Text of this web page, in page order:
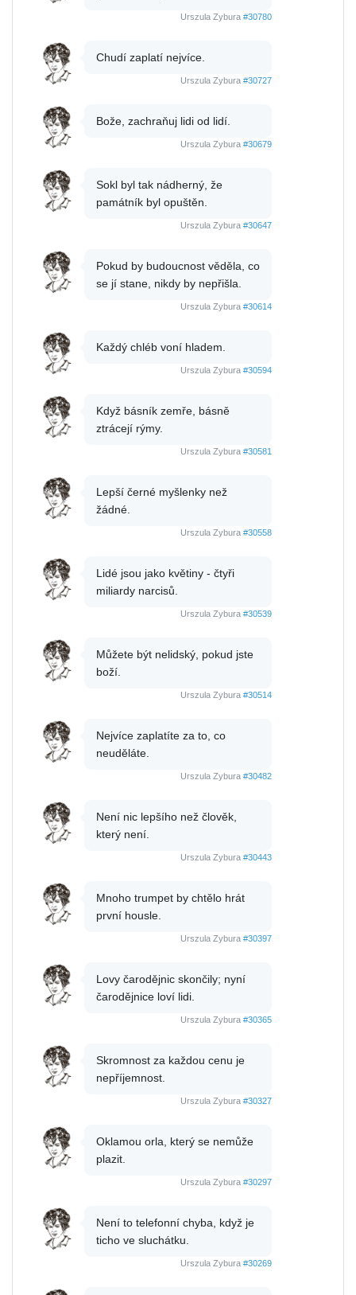
Urszula Zybura #30780
Chudí zaplatí nejvíce.
Urszula Zybura #30727
Bože, zachraňuj lidi od lidí.
Urszula Zybura #30679
Sokl byl tak nádherný, že
památník byl opuštěn.
Urszula Zybura #30647
Pokud by budoucnost věděla, co
se jí stane, nikdy by nepřišla.
Urszula Zybura #30614
Každý chléb voní hladem.
Urszula Zybura #30594
Když básník zemře, básně
ztrácejí rýmy.
Urszula Zybura #30581
Lepší černé myšlenky než
žádné.
Urszula Zybura #30558
Lidé jsou jako květiny - čtyři
miliardy narcisů.
Urszula Zybura #30539
Můžete být nelidský, pokud jste
boží.
Urszula Zybura #30514
Nejvíce zaplatíte za to, co
neuděláte.
Urszula Zybura #30482
Není nic lepšího než člověk,
který není.
Urszula Zybura #30443
Mnoho trumpet by chtělo hrát
první housle.
Urszula Zybura #30397
Lovy čarodějnic skončily; nyní
čarodějnice loví lidi.
Urszula Zybura #30365
Skromnost za každou cenu je
nepříjemnost.
Urszula Zybura #30327
Oklamou orla, který se nemůže
plazit.
Urszula Zybura #30297
Není to telefonní chyba, když je
ticho ve sluchátku.
Urszula Zybura #30269